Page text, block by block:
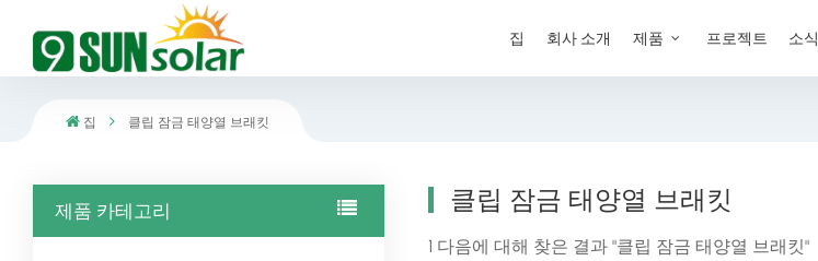
집 회사 소개 제품 프로젝트 소식
집 클립 잠금 태양열 브래킷
제품 카테고리 클립 잠금 태양열 브래킷
1 다음에 대해 찾은 결과 "클립 잠금 태양열 브래킷"